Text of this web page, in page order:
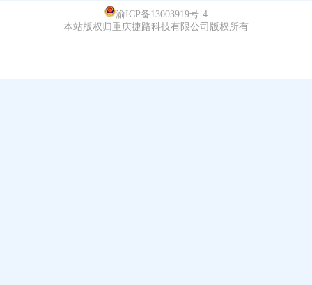
渝ICP备13003919号-4
本站版权归重庆捷路科技有限公司版权所有